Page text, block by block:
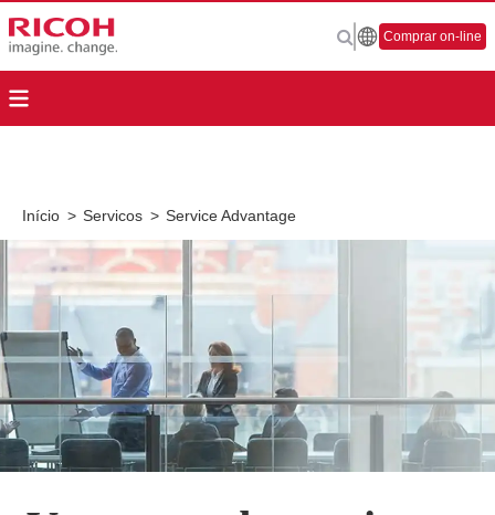
Comprar on-line
Início > Servicos > Service Advantage